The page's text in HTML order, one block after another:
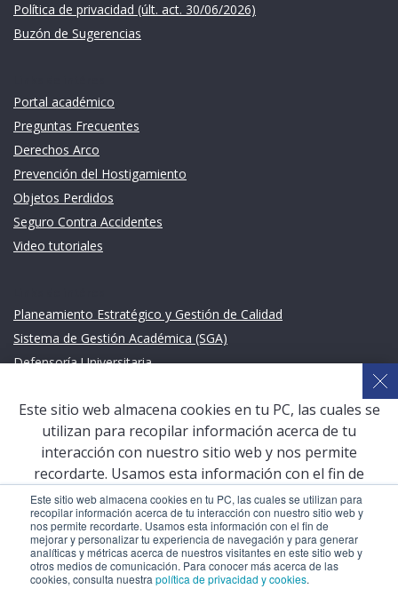
Este sitio web almacena cookies en tu PC, las cuales se utilizan para
recopilar información acerca de tu interacción con nuestro sitio web y
nos permite recordarte. Usamos esta información con el fin de
mejorar y personalizar tu experiencia de navegación y para generar
analíticas y métricas acerca de nuestros visitantes en este sitio web y
otros medios de comunicación. Para conocer más acerca de las
cookies, consulta nuestra política de privacidad y cookies.
Política de privacidad (últ. act. 30/06/2026)
Buzón de Sugerencias
Portal académico
Preguntas Frecuentes
Derechos Arco
Prevención del Hostigamiento
Objetos Perdidos
Seguro Contra Accidentes
Video tutoriales
Planeamiento Estratégico y Gestión de Calidad
Sistema de Gestión Académica (SGA)
Defensoría Universitaria
San Pablo Mail
Aula Virtual Pregrado
Aula Virtual Postgrado
COPYRIGHT © 2026 Universidad Católica San Pablo – RUC:
20327998413
Este sitio web almacena cookies en tu PC, las cuales se
utilizan para recopilar información acerca de tu
interacción con nuestro sitio web y nos permite
recordarte. Usamos esta información con el fin de
mejorar y personalizar tu experiencia de navegación y
para generar analíticas y métricas acerca de nuestros
visitantes en este sitio web y otros medios de
comunicación. Para conocer más acerca de las cookies,
consulta nuestrapolítica de privacidad y cookies